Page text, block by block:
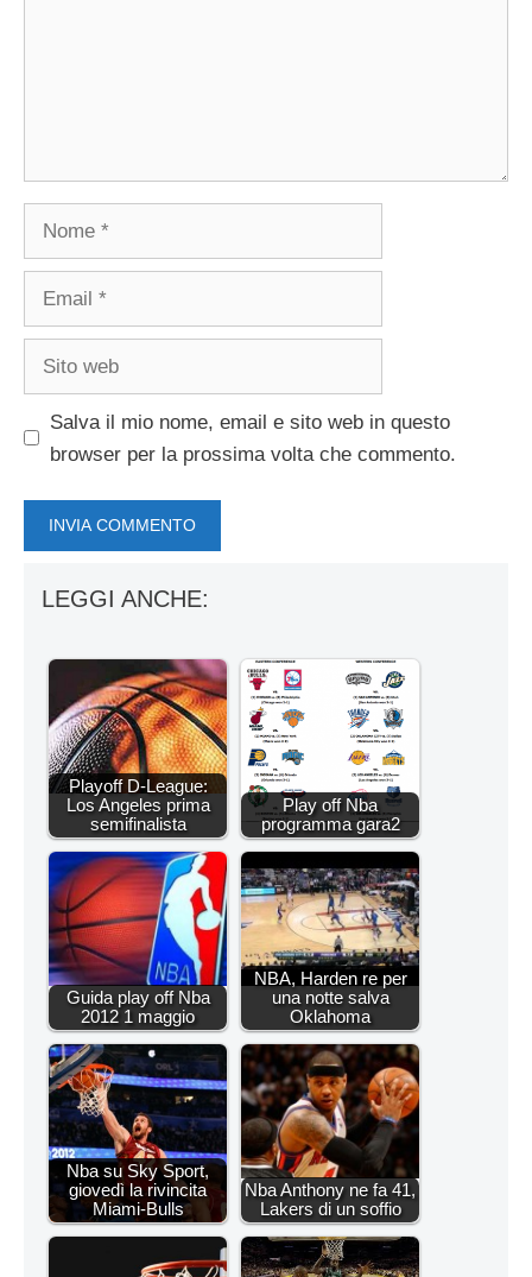
Salva il mio nome, email e sito web in questo
browser per la prossima volta che commento.
LEGGI ANCHE:
Playoff D-League:
Los Angeles prima
semifinalista
Play off Nba
programma gara2
Guida play off Nba
2012 1 maggio
NBA, Harden re per
una notte salva
Oklahoma
Nba su Sky Sport,
giovedì la rivincita
Miami-Bulls
Nba Anthony ne fa 41,
Lakers di un soffio